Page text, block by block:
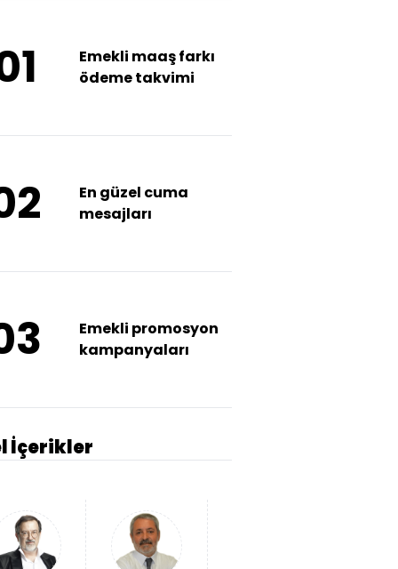
İçerikler
Emekli maaş farkı
ödeme takvimi
En güzel cuma
mesajları
Emekli promosyon
kampanyaları